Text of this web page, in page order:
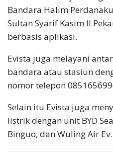
Bandara Halim
Sultan Syarif Kasim II
berbasis aplikasi.
Evista juga melayani
bandara atau stasiun
nomor telepon
Selain itu Evista juga
listrik dengan unit BYD
Binguo, dan Wuling Air Ev.